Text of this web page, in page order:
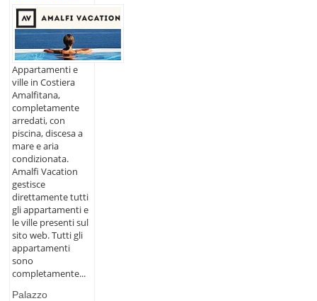
Appartamenti e
ville in Costiera
Amalfitana,
completamente
arredati, con
piscina, discesa a
mare e aria
condizionata.
Amalfi Vacation
gestisce
direttamente tutti
gli appartamenti e
le ville presenti sul
sito web. Tutti gli
appartamenti
sono
completamente...
Palazzo